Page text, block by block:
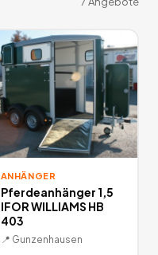
ANHÄNGER
Pferdeanhänger 1,5
IFOR WILLIAMS HB
403
📍 Gunzenhausen